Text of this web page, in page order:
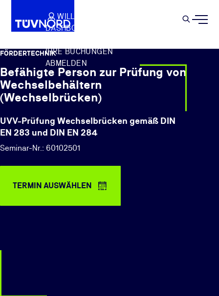
Springe zum Hauptinhalt
WILLKOMMEN
DASHBOARD
IHRE BUCHUNGEN
ABMELDEN
FÖRDERTECHNIK
Befähigte Person zur Prüfung von
Wechselbehältern
(Wechselbrücken)
UVV-Prüfung Wechselbrücken gemäß DIN
EN 283 und DIN EN 284
Seminar-Nr.: 60102501
TERMIN AUSWÄHLEN